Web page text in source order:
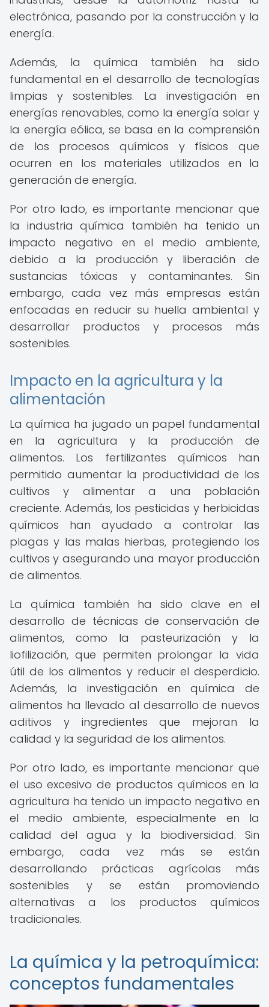
electrónica, pasando por la construcción y la
energía.
Además, la química también ha sido
fundamental en el desarrollo de tecnologías
limpias y sostenibles. La investigación en
energías renovables, como la energía solar y
la energía eólica, se basa en la comprensión
de los procesos químicos y físicos que
ocurren en los materiales utilizados en la
generación de energía.
Por otro lado, es importante mencionar que
la industria química también ha tenido un
impacto negativo en el medio ambiente,
debido a la producción y liberación de
sustancias tóxicas y contaminantes. Sin
embargo, cada vez más empresas están
enfocadas en reducir su huella ambiental y
desarrollar productos y procesos más
sostenibles.
Impacto en la agricultura y la
alimentación
La química ha jugado un papel fundamental
en la agricultura y la producción de
alimentos. Los fertilizantes químicos han
permitido aumentar la productividad de los
cultivos y alimentar a una población
creciente. Además, los pesticidas y herbicidas
químicos han ayudado a controlar las
plagas y las malas hierbas, protegiendo los
cultivos y asegurando una mayor producción
de alimentos.
La química también ha sido clave en el
desarrollo de técnicas de conservación de
alimentos, como la pasteurización y la
liofilización, que permiten prolongar la vida
útil de los alimentos y reducir el desperdicio.
Además, la investigación en química de
alimentos ha llevado al desarrollo de nuevos
aditivos y ingredientes que mejoran la
calidad y la seguridad de los alimentos.
Por otro lado, es importante mencionar que
el uso excesivo de productos químicos en la
agricultura ha tenido un impacto negativo en
el medio ambiente, especialmente en la
calidad del agua y la biodiversidad. Sin
embargo, cada vez más se están
desarrollando prácticas agrícolas más
sostenibles y se están promoviendo
alternativas a los productos químicos
tradicionales.
La química y la petroquímica:
conceptos fundamentales